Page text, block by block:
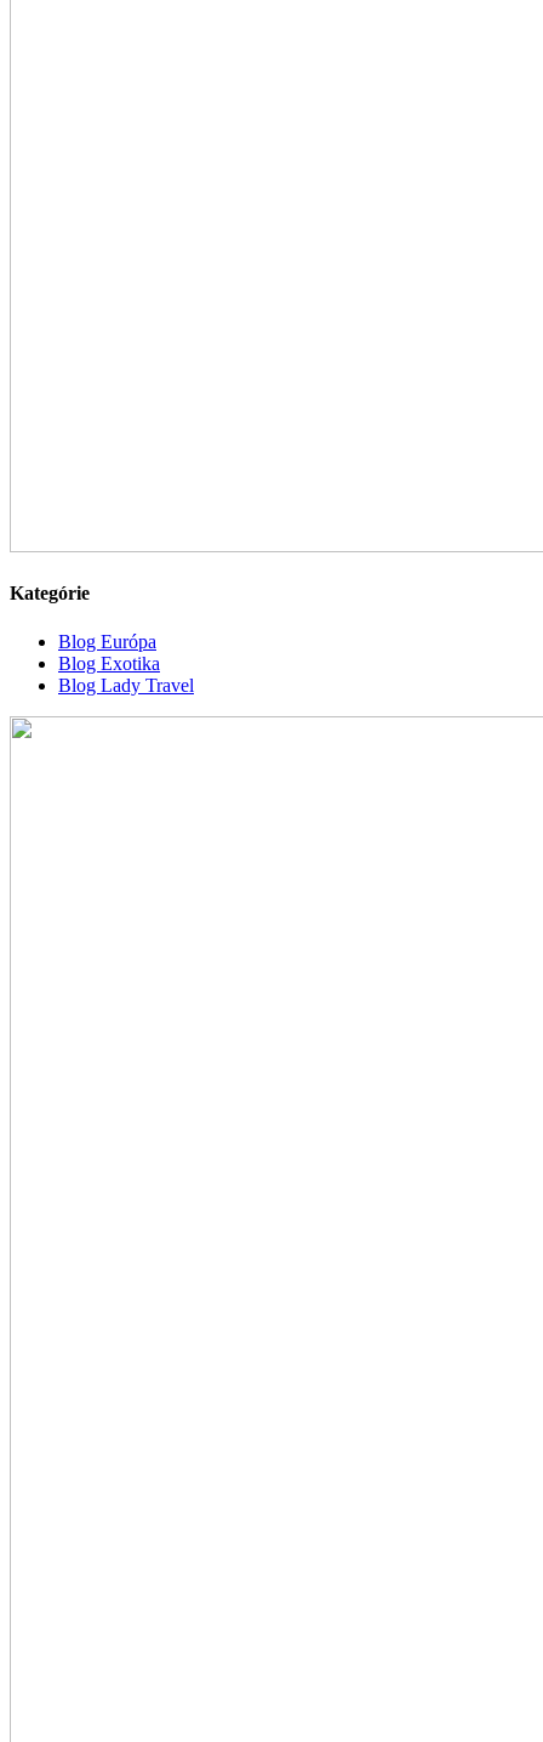
Kategórie
Blog Európa
Blog Exotika
Blog Lady Travel